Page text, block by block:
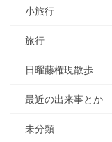
小旅行
旅行
日曜藤権現散歩
最近の出来事とか
未分類